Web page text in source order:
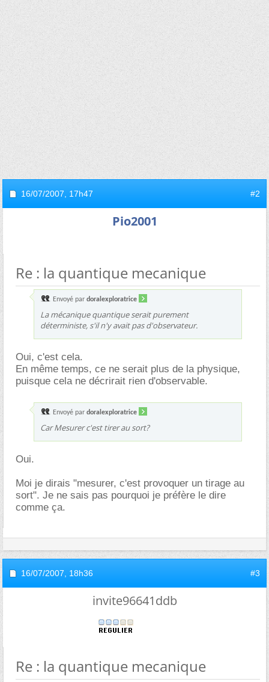
16/07/2007, 17h47 #2
Pio2001
Re : la quantique mecanique
Envoyé par doralexploratrice
La mécanique quantique serait purement
déterministe, s'il n'y avait pas d'observateur.
Oui, c'est cela.
En même temps, ce ne serait plus de la physique,
puisque cela ne décrirait rien d'observable.
Envoyé par doralexploratrice
Car Mesurer c'est tirer au sort?
Oui.
Moi je dirais "mesurer, c'est provoquer un tirage au
sort". Je ne sais pas pourquoi je préfère le dire
comme ça.
16/07/2007, 18h36 #3
invite96641ddb
Re : la quantique mecanique